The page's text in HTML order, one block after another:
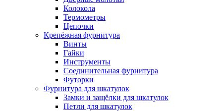
Колокола
Термометры
Цепочки
Крепёжная фурнитура
Винты
Гайки
Инструменты
Соединительная фурнитура
Футорки
Фурнитура для шкатулок
Замки и защёлки для шкатулок
Петли для шкатулок